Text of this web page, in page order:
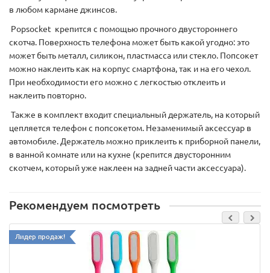
в любом кармане джинсов.
Popsocket крепится с помощью прочного двустороннего
скотча. Поверхность телефона может быть какой угодно: это
может быть металл, силикон, пластмасса или стекло. Попсокет
можно наклеить как на корпус смартфона, так и на его чехол.
При необходимости его можно с легкостью отклеить и
наклеить повторно.
Также в комплект входит специальный держатель, на который
цепляется телефон с попсокетом. Незаменимый аксессуар в
автомобиле. Держатель можно приклеить к приборной панели,
в ванной комнате или на кухне (крепится двусторонним
скотчем, который уже наклеен на задней части аксессуара).
Рекомендуем посмотреть
Лидер продаж!